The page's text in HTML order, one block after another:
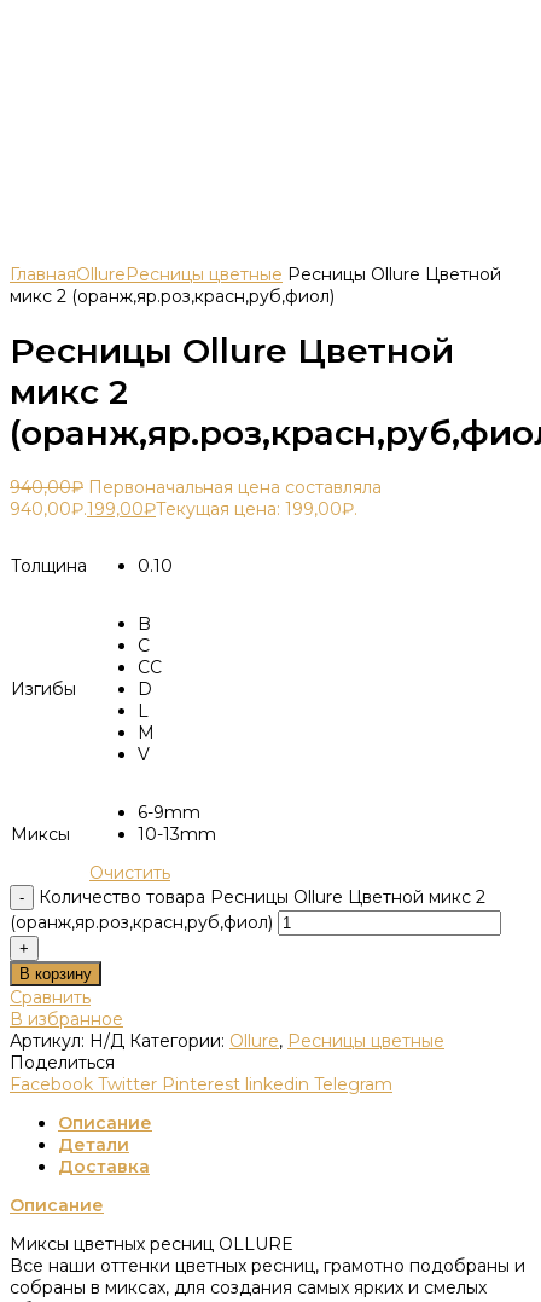
ГлавнаяOllureРесницы цветные Ресницы Ollure Цветной
микс 2 (оранж,яр.роз,красн,руб,фиол)
Ресницы Ollure Цветной
микс 2
940,00₽ Первоначальная цена составляла
940,00₽.199,00₽Текущая цена: 199,00₽.
Толщина 0.10
Изгибы
B
C
CC
D
L
M
V
Миксы
6-9mm
10-13mm
Очистить
Количество товара Ресницы Ollure Цветной микс 2
(оранж,яр.роз,красн,руб,фиол)
В корзину
Сравнить
В избранное
Артикул: Н/Д Категории: Ollure, Ресницы цветные
Поделиться
Facebook Twitter Pinterest linkedin Telegram
Описание
Детали
Доставка
Описание
Миксы цветных ресниц OLLURE
Все наши оттенки цветных ресниц, грамотно подобраны и
собраны в миксах, для создания самых ярких и смелых